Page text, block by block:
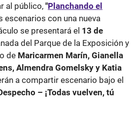
al público, "Planchando el
escenarios con una nueva
se presentará el 13 de
del Parque de la Exposición y
de Maricarmen Marín, Gianella
Almendra Gomelsky y Katia
a compartir escenario bajo el
– ¡Todas vuelven, tú